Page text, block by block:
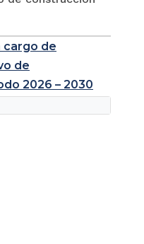
cargo de
de
2026 – 2030